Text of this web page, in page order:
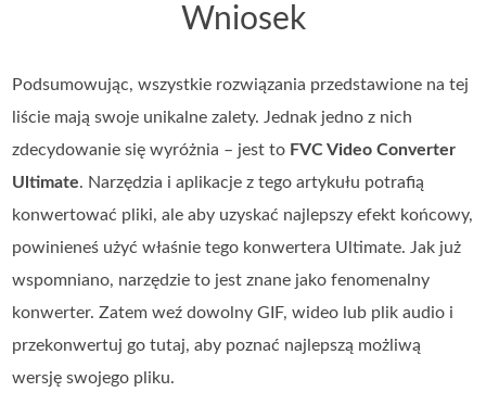
Wniosek
Podsumowując, wszystkie rozwiązania przedstawione na tej
liście mają swoje unikalne zalety. Jednak jedno z nich
zdecydowanie się wyróżnia – jest to FVC Video Converter
Ultimate. Narzędzia i aplikacje z tego artykułu potrafią
konwertować pliki, ale aby uzyskać najlepszy efekt końcowy,
powinieneś użyć właśnie tego konwertera Ultimate. Jak już
wspomniano, narzędzie to jest znane jako fenomenalny
konwerter. Zatem weź dowolny GIF, wideo lub plik audio i
przekonwertuj go tutaj, aby poznać najlepszą możliwą
wersję swojego pliku.